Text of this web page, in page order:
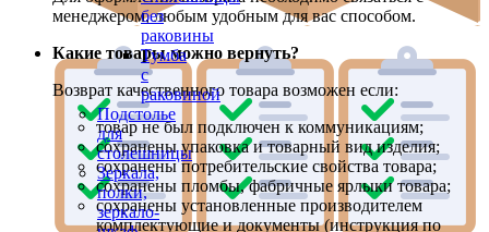
без
раковины
Тумба
с
раковиной
Подстолье
для
столешницы
Зеркала,
полки,
зеркало-
менеджером, любым удобным для вас способом.
Какие товары можно вернуть?
Возврат качественного товара возможен если:
товар не был подключен к коммуникациям;
сохранены упаковка и товарный вид изделия;
сохранены потребительские свойства товара;
сохранены пломбы, фабричные ярлыки товара;
сохранены установленные производителем
комплектующие и документы (инструкция по